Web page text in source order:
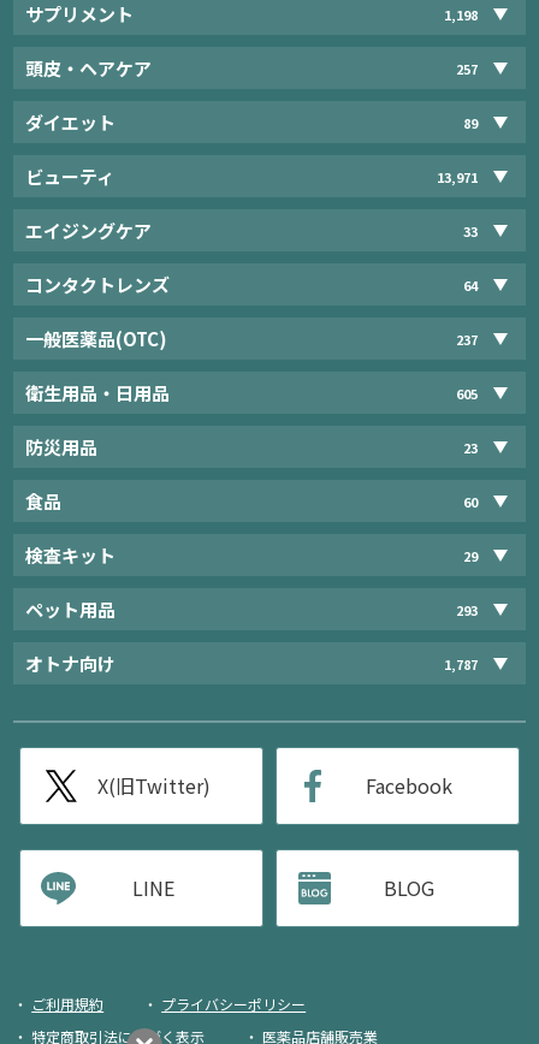
サプリメント 1,198
頭皮・ヘアケア 257
ダイエット 89
ビューティ 13,971
エイジングケア 33
コンタクトレンズ 64
一般医薬品(OTC) 237
衛生用品・日用品 605
防災用品 23
食品 60
検査キット 29
ペット用品 293
オトナ向け 1,787
X(旧Twitter) Facebook
LINE BLOG
ご利用規約
プライバシーポリシー
特定商取引法に基づく表示
医薬品店舗販売業